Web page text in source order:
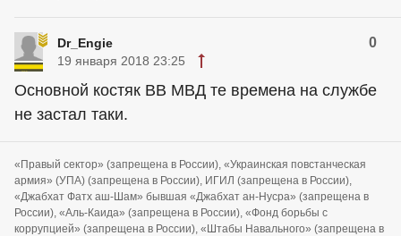
Dr_Engie 0
19 января 2018 23:25
Основной костяк ВВ МВД те времена на службе
не застал таки.
«Правый сектор» (запрещена в России), «Украинская повстанческая
армия» (УПА) (запрещена в России), ИГИЛ (запрещена в России),
«Джабхат Фатх аш-Шам» бывшая «Джабхат ан-Нусра» (запрещена в
России), «Аль-Каида» (запрещена в России), «Фонд борьбы с
коррупцией» (запрещена в России), «Штабы Навального» (запрещена в